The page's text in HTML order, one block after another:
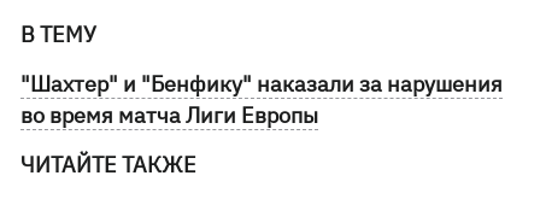
В ТЕМУ
"Шахтер" и "Бенфику" наказали за нарушения
во время матча Лиги Европы
ЧИТАЙТЕ ТАКЖЕ